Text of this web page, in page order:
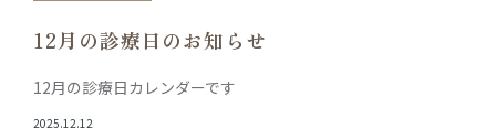
12月の診療日のお知らせ
12月の診療日カレンダーです
2025.12.12